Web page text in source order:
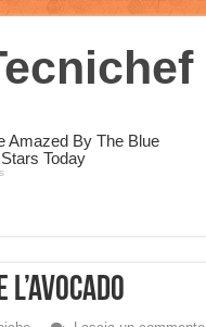
l’avocado